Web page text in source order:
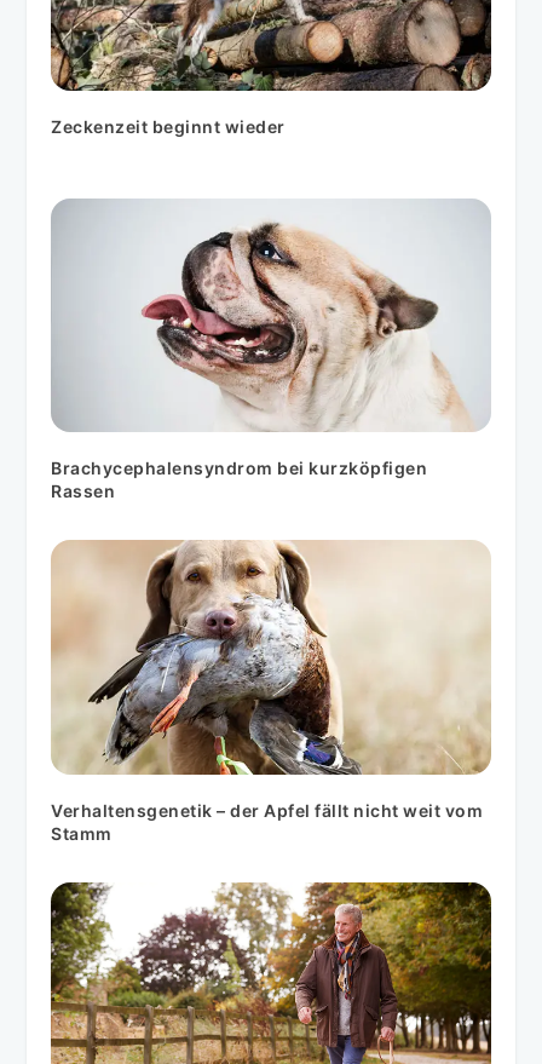
Zeckenzeit beginnt wieder
Brachycephalensyndrom bei kurzköpfigen
Rassen
Verhaltensgenetik – der Apfel fällt nicht weit vom
Stamm